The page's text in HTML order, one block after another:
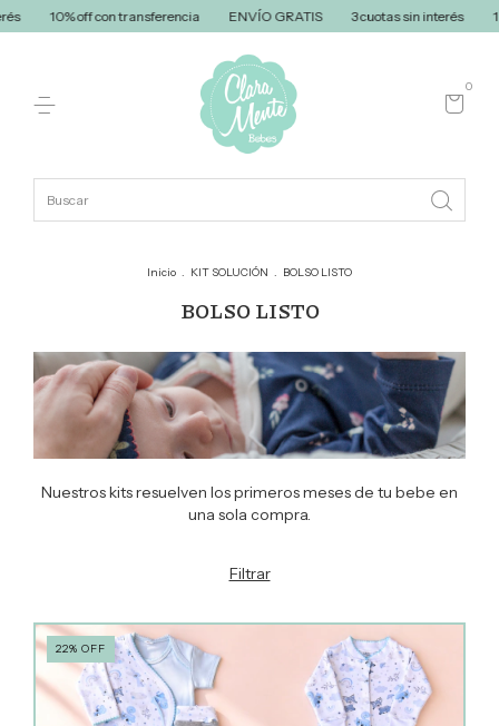
GRATIS 3 cuotas sin interés 10% off con transferencia ENVÍO
0
Inicio . KIT SOLUCIÓN . BOLSO LISTO
BOLSO LISTO
Nuestros kits resuelven los primeros meses de tu bebe en
una sola compra.
Filtrar
22% OFF